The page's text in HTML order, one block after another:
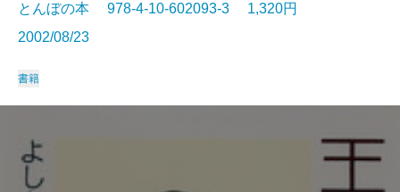
とんぼの本 978-4-10-602093-3 1,320円
2002/08/23
書籍